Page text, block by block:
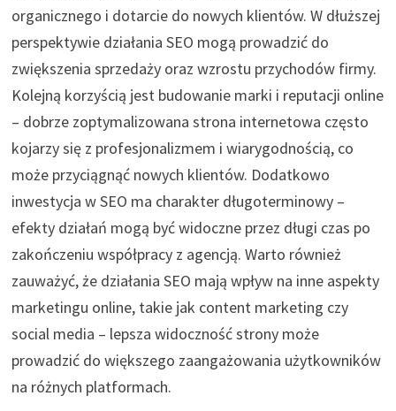
organicznego i dotarcie do nowych klientów. W dłuższej
perspektywie działania SEO mogą prowadzić do
zwiększenia sprzedaży oraz wzrostu przychodów firmy.
Kolejną korzyścią jest budowanie marki i reputacji online
– dobrze zoptymalizowana strona internetowa często
kojarzy się z profesjonalizmem i wiarygodnością, co
może przyciągnąć nowych klientów. Dodatkowo
inwestycja w SEO ma charakter długoterminowy –
efekty działań mogą być widoczne przez długi czas po
zakończeniu współpracy z agencją. Warto również
zauważyć, że działania SEO mają wpływ na inne aspekty
marketingu online, takie jak content marketing czy
social media – lepsza widoczność strony może
prowadzić do większego zaangażowania użytkowników
na różnych platformach.